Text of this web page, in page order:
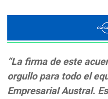
“La firma de este
orgullo para todo el
Empresarial Austral.